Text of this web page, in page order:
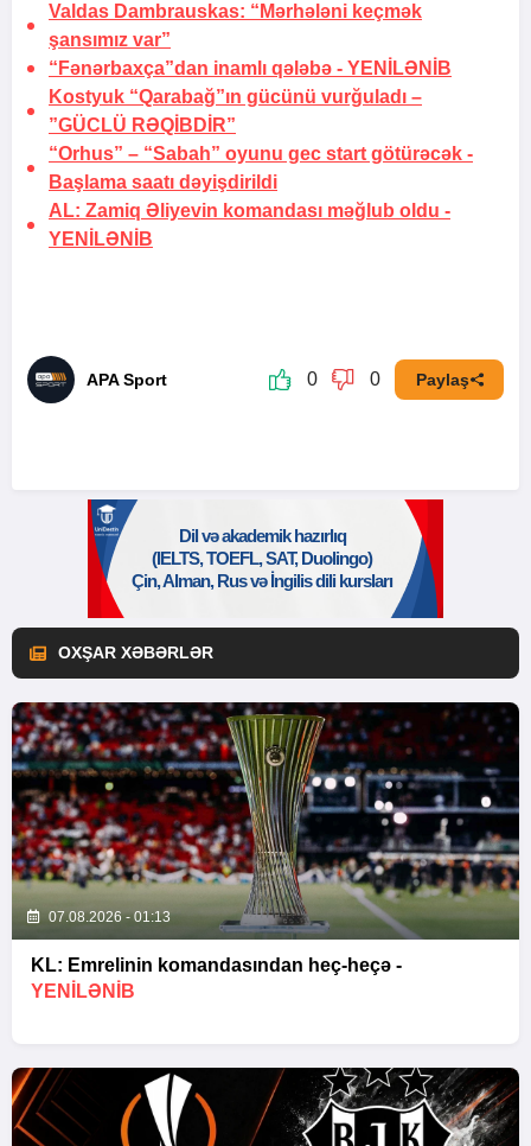
Valdas Dambrauskas: “Mərhələni keçmək
şansımız var”
“Fənərbaxça”dan inamlı qələbə - YENİLƏNİB
Kostyuk “Qarabağ”ın gücünü vurğuladı –
”GÜCLÜ RƏQİBDİR”
“Orhus” – “Sabah” oyunu gec start götürəcək -
Başlama saatı dəyişdirildi
AL: Zamiq Əliyevin komandası məğlub oldu -
YENİLƏNİB
APA Sport 0 0 Paylaş
OXŞAR XƏBƏRLƏR
07.08.2026 - 01:13
KL: Emrelinin komandasından heç-heçə -
YENİLƏNİB